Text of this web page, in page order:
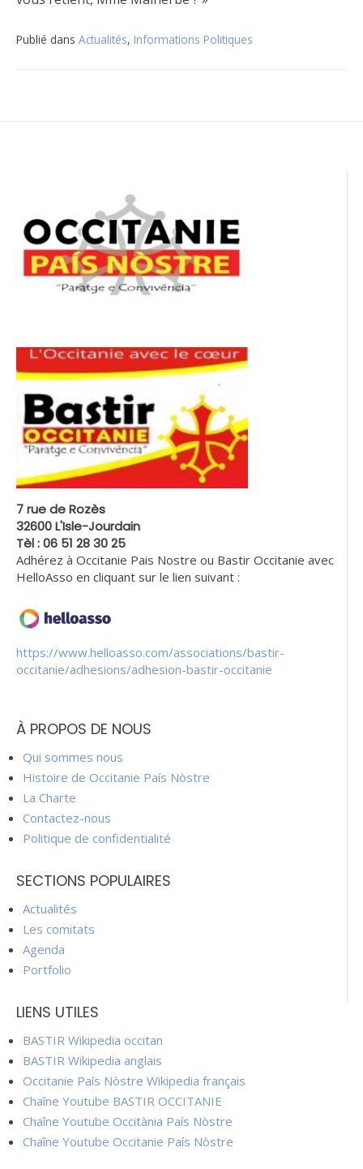
Publié dans Actualités, Informations Politiques
7 rue de Rozès
32600 L'Isle-Jourdain
Tèl : 06 51 28 30 25
Adhérez à Occitanie Pais Nostre ou Bastir Occitanie avec
HelloAsso en cliquant sur le lien suivant :
https://www.helloasso.com/associations/bastir-
occitanie/adhesions/adhesion-bastir-occitanie
À PROPOS DE NOUS
Qui sommes nous
Histoire de Occitanie País Nòstre
La Charte
Contactez-nous
Politique de confidentialité
SECTIONS POPULAIRES
Actualités
Les comitats
Agenda
Portfolio
LIENS UTILES
BASTIR Wikipedia occitan
BASTIR Wikipedia anglais
Occitanie País Nòstre Wikipedia français
Chaîne Youtube BASTIR OCCITANIE
Chaîne Youtube Occitània País Nòstre
Chaîne Youtube Occitanie País Nòstre